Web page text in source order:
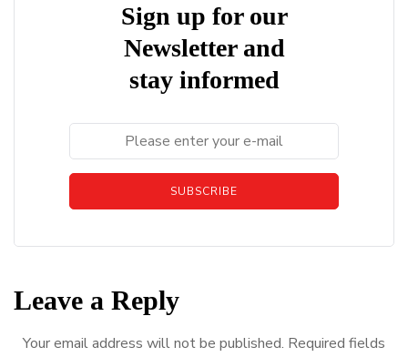
Sign up for our
Newsletter and
stay informed
SUBSCRIBE
Leave a Reply
Your email address will not be published. Required fields